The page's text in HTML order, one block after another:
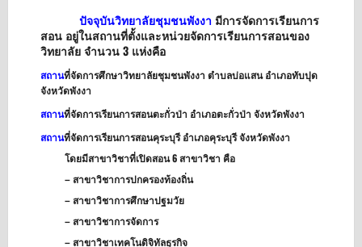
ปัจจุบันวิทยาลัยชุมชนพังงา มีการจัดการเรียนการ
สอน อยู่ในสถานที่ตั้งและหน่วยจัดการเรียนการสอนของ
วิทยาลัย จำนวน 3 แห่งคือ
สถานที่จัดการศึกษาวิทยาลัยชุมชนพังงา ตำบลบ่อแสน อำเภอทับปุด
จังหวัดพังงา
สถานที่จัดการเรียนการสอนตะกั่วป่า อำเภอตะกั่วป่า จังหวัดพังงา
สถานที่จัดการเรียนการสอนคุระบุรี อำเภอคุระบุรี จังหวัดพังงา
โดยมีสาขาวิชาที่เปิดสอน 6 สาขาวิชา คือ
– สาขาวิชาการปกครองท้องถิ่น
– สาขาวิชาการศึกษาปฐมวัย
– สาขาวิชาการจัดการ
– สาขาวิชาเทคโนดิจิทัลธุรกิจ